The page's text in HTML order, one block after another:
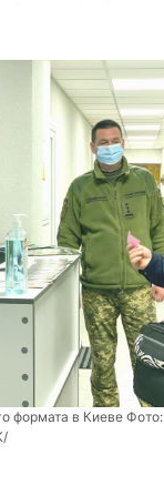
формата в Киеве Фото: